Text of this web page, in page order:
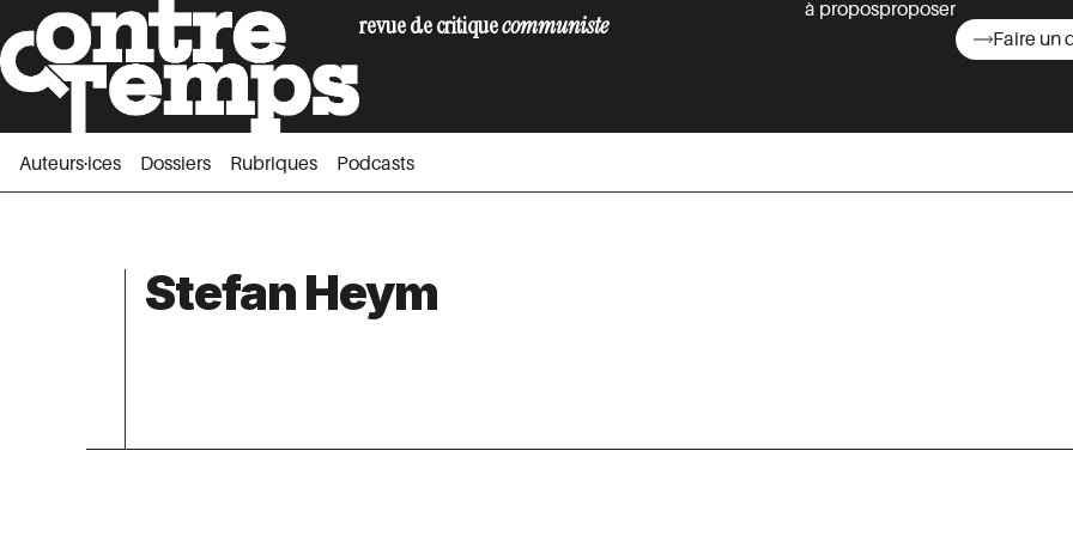
Auteurs·ices
revue de critiquecommuniste à proposproposer
Faire un
Auteurs·ices Dossiers Rubriques Podcasts
Stefan Heym